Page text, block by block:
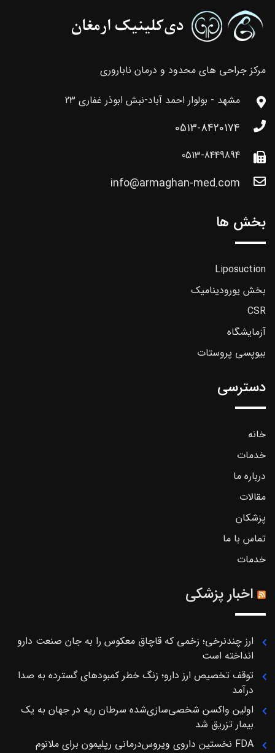
مرکز جراحی های محدود و درمان ناباروری
مشهد - بولوار احمد آباد-نبش ابوذر غفاری 23
0513-8420174
0513-8449894
info@armaghan-med.com
بخش ها
Liposuction
بخش یورودینامیک
CSR
آزمایشگاه
بیوپسی پروستات
دسترسی
خانه
خدمات
درباره ما
مقالات
پزشکان
تماس با ما
خدمات
اخبار پزشکی
ارز چندنرخی؛ زخمی که قاچاق معکوس را به جان صنعت دارو
انداخته است
توقف تخصیص ارز دارو؛ زنگ خطر کمبودهای گسترده به صدا
درآمد
اولین واکسن شخصی‌سازی‌شده سرطان ریه در جهان به یک
بیمار تزریق شد
FDA نخستین داروی ویروس‌درمانی رپلیمون برای ملانوم